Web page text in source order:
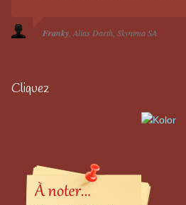
Franky Alias Darth Skynima SA
Cliquez